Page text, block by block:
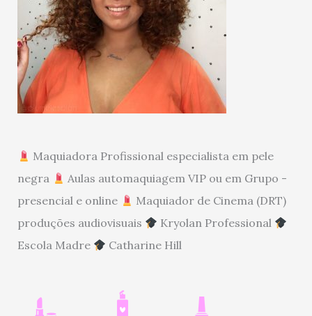
Maquiadora Profissional especialista em pele
negra
Aulas automaquiagem VIP ou em Grupo -
presencial e online
Maquiador de Cinema (DRT)
produções audiovisuais
Kryolan Professional
Escola Madre
Catharine Hill